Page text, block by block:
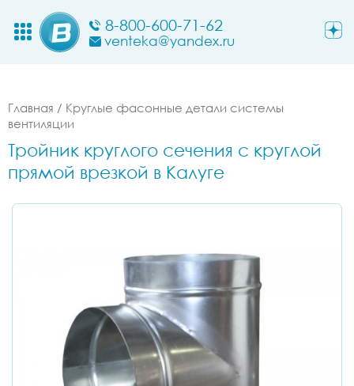
8-800-600-71-62
venteka@yandex.ru
Главная / Круглые фасонные детали системы
вентиляции
Тройник круглого сечения с круглой
прямой врезкой в Калуге